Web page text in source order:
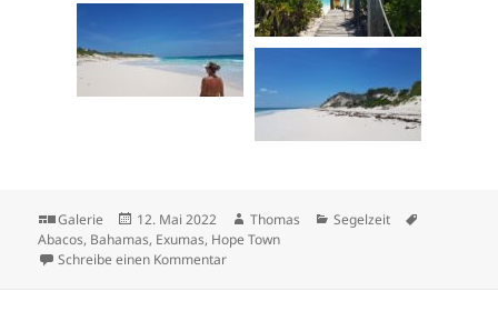
Format
Galerie
Veröffentlicht
am
12. Mai 2022 Autor
Thomas Kategorien
Segelzeit
Abacos, Bahamas, Exumas, Hope Town
Schreibe einen Kommentarzu Exumas und Hope Town (Abacos)